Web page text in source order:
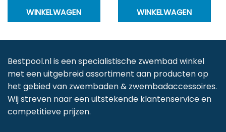
WINKELWAGEN
WINKELWAGEN
Bestpool.nl is een specialistische zwembad winkel
met een uitgebreid assortiment aan producten op
het gebied van zwembaden & zwembadaccessoires.
Wij streven naar een uitstekende klantenservice en
competitieve prijzen.